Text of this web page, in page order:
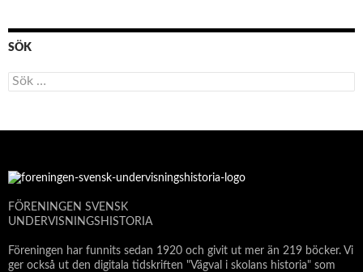
SÖK
Sök
efter:
FÖRENINGEN SVENSK
UNDERVISNINGSHISTORIA
Föreningen har funnits sedan 1920 och givit ut mer än 219 böcker. Vi
ger också ut den digitala tidskriften "Vägval i skolans historia" som